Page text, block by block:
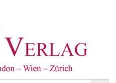
Search Button